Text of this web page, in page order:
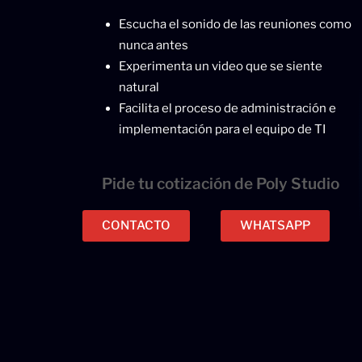
Escucha el sonido de las reuniones como
nunca antes
Experimenta un video que se siente
natural
Facilita el proceso de administración e
implementación para el equipo de TI
Pide tu cotización de Poly Studio
CONTACTO WHATSAPP